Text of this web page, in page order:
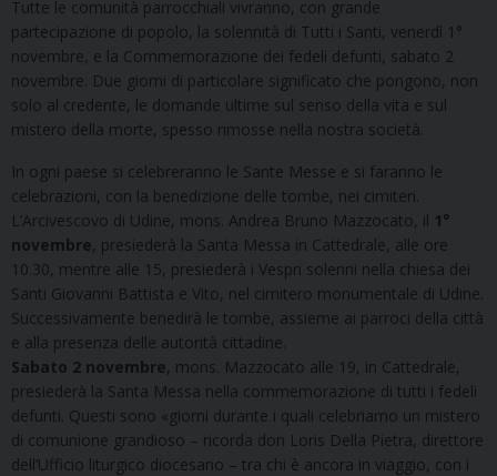
Tutte le comunità parrocchiali vivranno, con grande
partecipazione di popolo, la solennità di Tutti i Santi, venerdì 1°
novembre, e la Commemorazione dei fedeli defunti, sabato 2
novembre. Due giorni di particolare significato che pongono, non
solo al credente, le domande ultime sul senso della vita e sul
mistero della morte, spesso rimosse nella nostra società.
In ogni paese si celebreranno le Sante Messe e si faranno le
celebrazioni, con la benedizione delle tombe, nei cimiteri.
L’Arcivescovo di Udine, mons. Andrea Bruno Mazzocato, il 1°
novembre, presiederà la Santa Messa in Cattedrale, alle ore
10.30, mentre alle 15, presiederà i Vespri solenni nella chiesa dei
Santi Giovanni Battista e Vito, nel cimitero monumentale di Udine.
Successivamente benedirà le tombe, assieme ai parroci della città
e alla presenza delle autorità cittadine.
Sabato 2 novembre, mons. Mazzocato alle 19, in Cattedrale,
presiederà la Santa Messa nella commemorazione di tutti i fedeli
defunti. Questi sono «giorni durante i quali celebriamo un mistero
di comunione grandioso – ricorda don Loris Della Pietra, direttore
dell’Ufficio liturgico diocesano – tra chi è ancora in viaggio, con i